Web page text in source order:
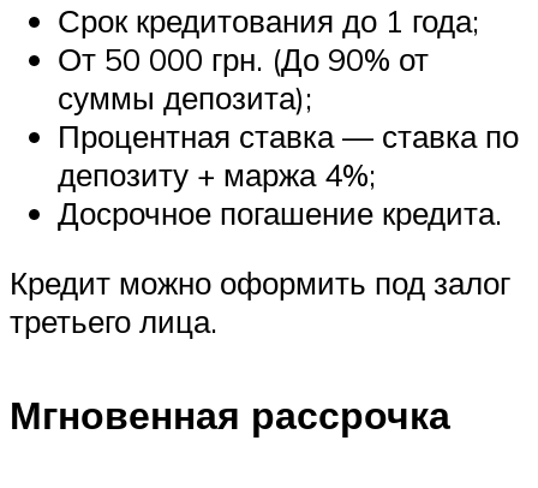
Срок кредитования до 1 года;
От 50 000 грн. (До 90% от
суммы депозита);
Процентная ставка — ставка по
депозиту + маржа 4%;
Досрочное погашение кредита.
Кредит можно оформить под залог
третьего лица.
Мгновенная рассрочка